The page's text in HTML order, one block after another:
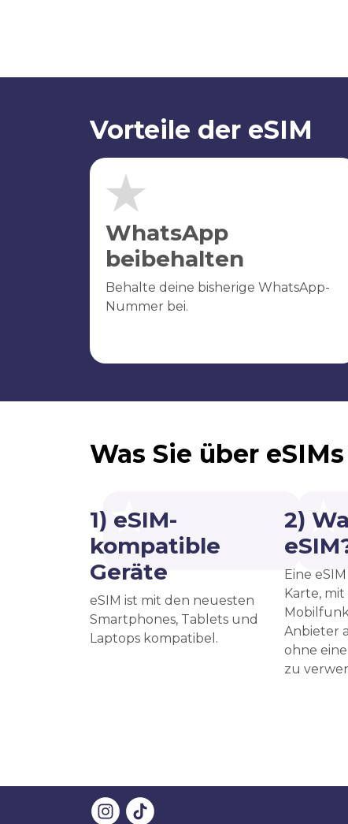
Vorteile der eSIM
WhatsApp
beibehalten
Behalte deine bisherige WhatsApp-
Nummer bei.
Was Sie über
1) eSIM-
kompatible
Geräte
eSIM ist mit den neuesten
Smartphones, Tablets und
Laptops kompatibel.
2)
Eine
Karte,
Anbieter
ohne
zu